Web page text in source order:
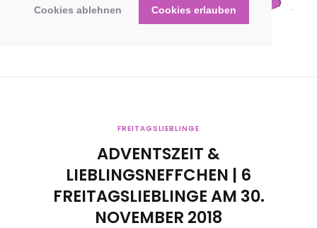
Cookies ablehnen Cookies erlauben
FREITAGSLIEBLINGE
ADVENTSZEIT &
LIEBLINGSNEFFCHEN | 6
FREITAGSLIEBLINGE AM 30.
NOVEMBER 2018